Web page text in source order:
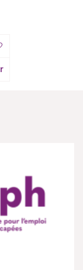
LinkedIn
par Email
le lien